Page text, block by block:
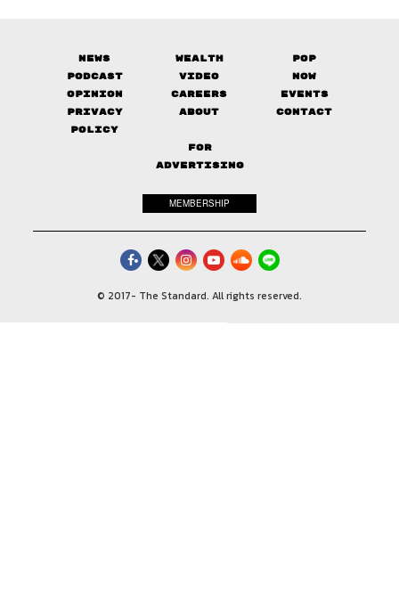
News Wealth
Pop
Podcast
Video
Now
Opinion
Careers
Events
Privacy
Policy
About Contact
FOR
ADVERTISING
MEMBERSHIP
© 2017- The Standard. All rights reserved.